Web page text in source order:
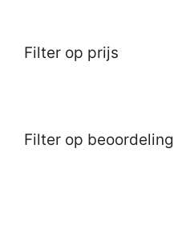
Filter op prijs
Filter op beoordeling